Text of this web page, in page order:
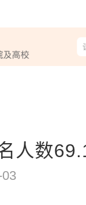
人数